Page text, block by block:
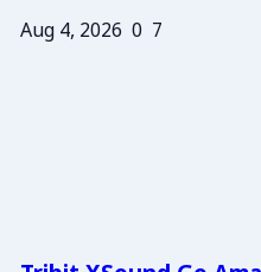
Aug 4, 2026 0 7